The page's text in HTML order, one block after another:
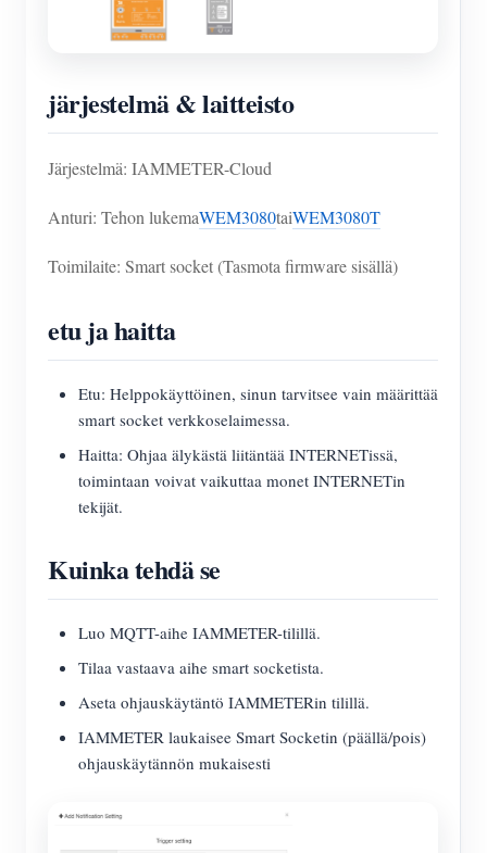
järjestelmä & laitteisto
Järjestelmä: IAMMETER-Cloud
Anturi: Tehon lukemaWEM3080taiWEM3080T
Toimilaite: Smart socket (Tasmota firmware sisällä)
etu ja haitta
Etu: Helppokäyttöinen, sinun tarvitsee vain määrittää
smart socket verkkoselaimessa.
Haitta: Ohjaa älykästä liitäntää INTERNETissä,
toimintaan voivat vaikuttaa monet INTERNETin
tekijät.
Kuinka tehdä se
Luo MQTT-aihe IAMMETER-tilillä.
Tilaa vastaava aihe smart socketista.
Aseta ohjauskäytäntö IAMMETERin tilillä.
IAMMETER laukaisee Smart Socketin (päällä/pois)
ohjauskäytännön mukaisesti